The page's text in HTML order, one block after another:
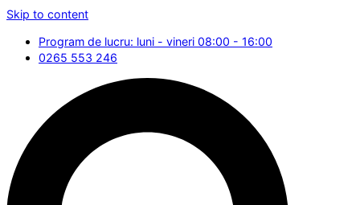
Skip to content
Program de lucru: luni - vineri 08:00 - 16:00
0265 553 246